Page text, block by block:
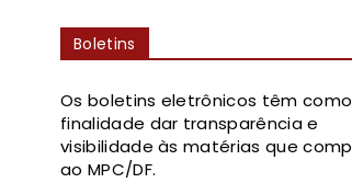
Boletins
Os boletins eletrônicos têm como
finalidade dar transparência e
visibilidade às matérias que
ao MPC/DF.